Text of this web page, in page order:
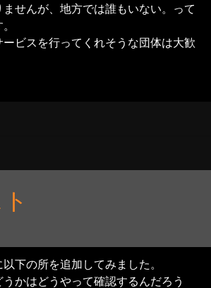
せんが、地方では誰もいない。って
ビスを行ってくれそうな団体は大歓
下の所を追加してみました。
かはどうやって確認するんだろう